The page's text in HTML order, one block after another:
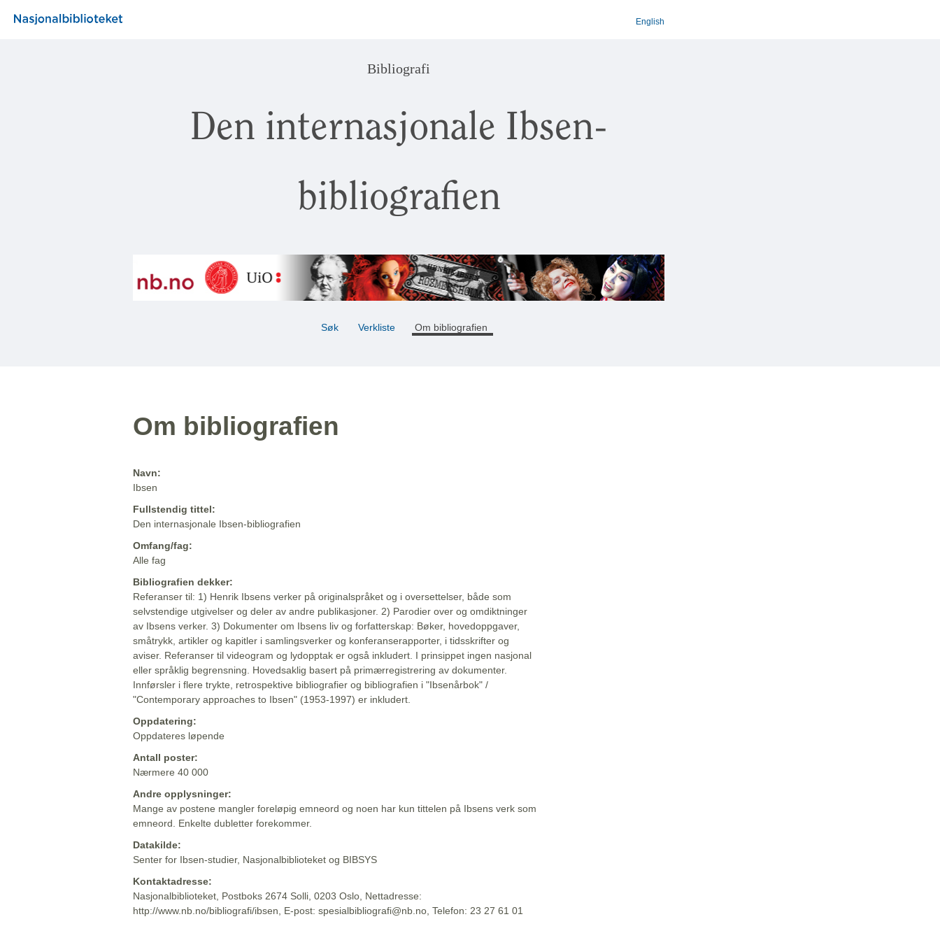
English
Bibliografi
Den internasjonale Ibsen-
bibliografien
Søk Verkliste Om bibliografien
Om bibliografien
Navn:
Ibsen
Fullstendig tittel:
Den internasjonale Ibsen-bibliografien
Omfang/fag:
Alle fag
Bibliografien dekker:
Referanser til: 1) Henrik Ibsens verker på originalspråket og i oversettelser, både som
selvstendige utgivelser og deler av andre publikasjoner. 2) Parodier over og omdiktninger
av Ibsens verker. 3) Dokumenter om Ibsens liv og forfatterskap: Bøker, hovedoppgaver,
småtrykk, artikler og kapitler i samlingsverker og konferanserapporter, i tidsskrifter og
aviser. Referanser til videogram og lydopptak er også inkludert. I prinsippet ingen nasjonal
eller språklig begrensning. Hovedsaklig basert på primærregistrering av dokumenter.
Innførsler i flere trykte, retrospektive bibliografier og bibliografien i "Ibsenårbok" /
"Contemporary approaches to Ibsen" (1953-1997) er inkludert.
Oppdatering:
Oppdateres løpende
Antall poster:
Nærmere 40 000
Andre opplysninger:
Mange av postene mangler foreløpig emneord og noen har kun tittelen på Ibsens verk som
emneord. Enkelte dubletter forekommer.
Datakilde:
Senter for Ibsen-studier, Nasjonalbiblioteket og BIBSYS
Kontaktadresse:
Nasjonalbiblioteket, Postboks 2674 Solli, 0203 Oslo, Nettadresse:
http://www.nb.no/bibliografi/ibsen, E-post: spesialbibliografi@nb.no, Telefon: 23 27 61 01